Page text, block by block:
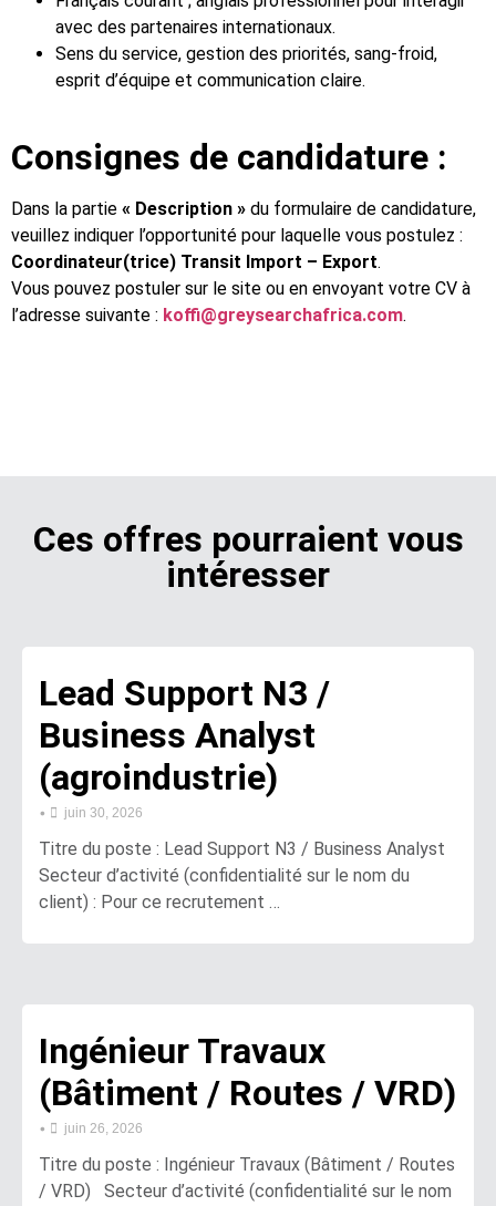
avec des partenaires internationaux.
Sens du service, gestion des priorités, sang-froid,
esprit d’équipe et communication claire.
Consignes de candidature :
Dans la partie « Description » du formulaire de candidature,
veuillez indiquer l’opportunité pour laquelle vous postulez :
Coordinateur(trice) Transit Import – Export.
Vous pouvez postuler sur le site ou en envoyant votre CV à
l’adresse suivante : koffi@greysearchafrica.com.
Ces offres pourraient vous
intéresser
Lead Support N3 /
Business Analyst
(agroindustrie)
• juin 30, 2026
Titre du poste : Lead Support N3 / Business Analyst
Secteur d’activité (confidentialité sur le nom du
client) : Pour ce recrutement …
Ingénieur Travaux
(Bâtiment / Routes / VRD)
• juin 26, 2026
Titre du poste : Ingénieur Travaux (Bâtiment / Routes
/ VRD) Secteur d’activité (confidentialité sur le nom